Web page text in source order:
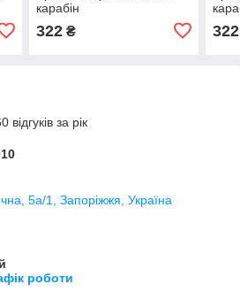
карабін
322₴ 322
за рік
5а/1, Запоріжжя, Україна
роботи